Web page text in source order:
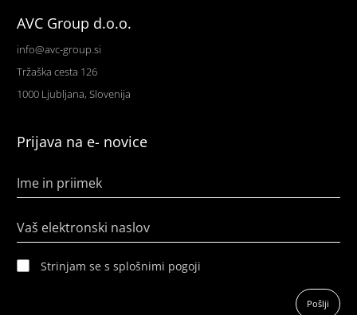
AVC Group d.o.o.
info@avc-group.si
Tržaška cesta 126
1000 Ljubljana, Slovenija
Prijava na e- novice
Ime in priimek
Vaš elektronski naslov
Strinjam se s splošnimi pogoji
Pošlji